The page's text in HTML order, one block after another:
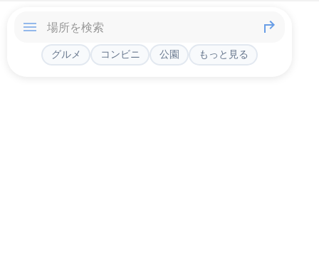
グルメ コンビニ 公園 もっと見る